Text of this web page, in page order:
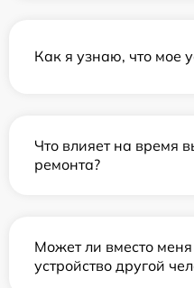
Как я узнаю, что мое
Что влияет на время
ремонта?
Может ли вместо
устройство другой